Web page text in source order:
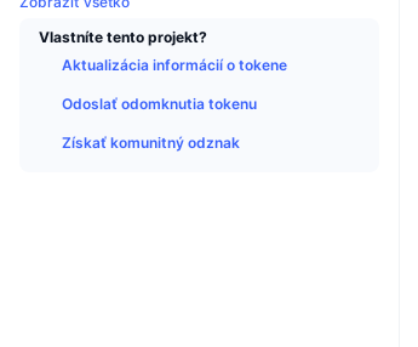
Vlastníte tento projekt?
Aktualizácia informácií o tokene
Odoslať odomknutia tokenu
Získať komunitný odznak